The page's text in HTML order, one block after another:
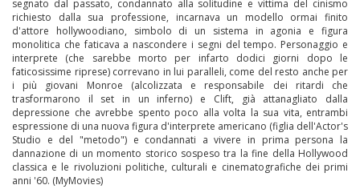
segnato dal passato, condannato alla solitudine e vittima del cinismo
richiesto dalla sua professione, incarnava un modello ormai finito
d'attore hollywoodiano, simbolo di un sistema in agonia e figura
monolitica che faticava a nascondere i segni del tempo. Personaggio e
interprete (che sarebbe morto per infarto dodici giorni dopo le
faticosissime riprese) correvano in lui paralleli, come del resto anche per
i più giovani Monroe (alcolizzata e responsabile dei ritardi che
trasformarono il set in un inferno) e Clift, già attanagliato dalla
depressione che avrebbe spento poco alla volta la sua vita, entrambi
espressione di una nuova figura d'interprete americano (figlia dell'Actor's
Studio e del "metodo") e condannati a vivere in prima persona la
dannazione di un momento storico sospeso tra la fine della Hollywood
classica e le rivoluzioni politiche, culturali e cinematografiche dei primi
anni '60. (MyMovies)